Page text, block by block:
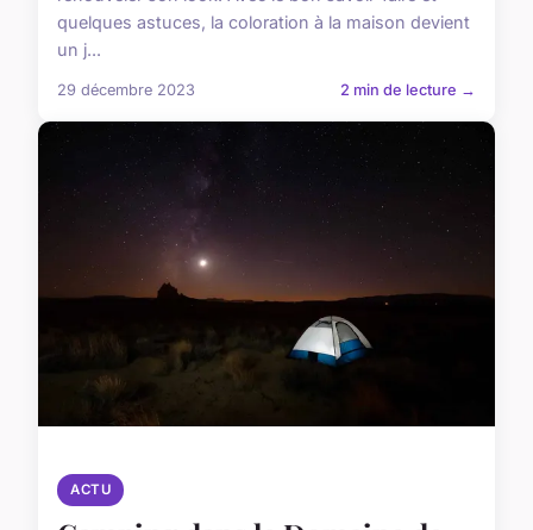
quelques astuces, la coloration à la maison devient
un j...
29 décembre 2023 2 min de lecture →
ACTU